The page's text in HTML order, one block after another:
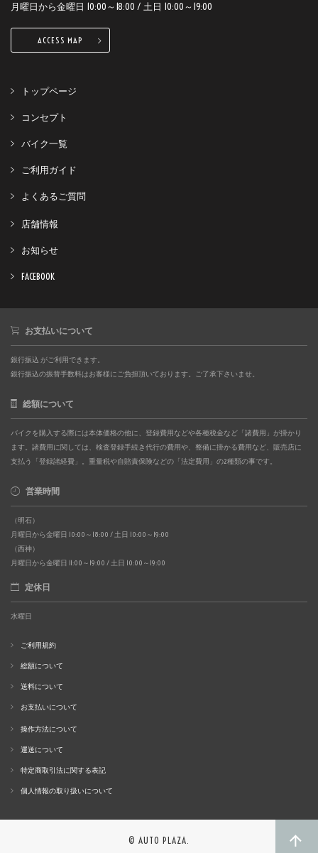
月曜日から金曜日 10:00～18:00 / 土日 10:00～19:00
ACCESS MAP
トップページ
コンセプト
バイク一覧
ご利用ガイド
よくあるご質問
店舗情報
お知らせ
FACEBOOK
お支払いについて
銀行振込 がご利用できます。
銀行振込の振替手数料はお客様にご負担頂いております。ご了承下さいませ。
総額について
バイクを購入する際には本体価格の他に、登録費用などや各種税金など「諸費用」が掛かり
ます。諸費用に関しては、検査登録手続き代行の費用や、整備に掛かる費用など、販売店に
支払う「登録諸経費」。重量税や自賠責保険などの「法定費用」の2種類の事です。
営業時間
（明石）
月曜日から金曜日 10:00～18:00 / 土日 10:00～19:00
（西神）
月曜日から金曜日 11:00～19:00 / 土日 10:00～19:00
定休日
水曜日
ご利用規約
総額について
送料について
お支払いについて
操作方法について
運送について
特定商取引法に関する表記
個人情報の取り扱いについて
© AUTO PLAZA.